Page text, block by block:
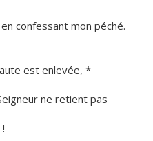
confessant mon péché.
ute est enlevée, *
ne retient pas